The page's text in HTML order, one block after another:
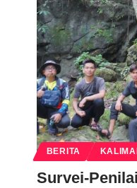
BERITA
Survei-